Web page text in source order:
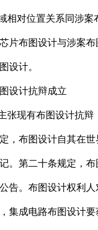
相对位置关系同涉
布图设计与涉案布
设计。
设计抗辩成立
现有布图设计抗辩
布图设计自其在世
。第二十条规定，
告。布图设计权利
集成电路布图设计